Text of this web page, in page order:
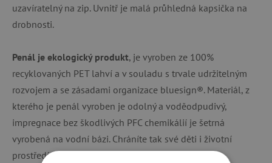
uzavíratelný na zip. Uvnitř je malá průhledná kapsička na
drobnosti.
Penál je ekologický produkt, je vyroben ze 100%
recyklovaných PET lahví a v souladu s trvale udržitelným
rozvojem a se zásadami organizace bluesign®. Materiál, z
kterého je penál vyroben je odolný a voděodpudivý,
impregnace bez škodlivých PFC chemikálií je šetrná
vyrobená na vodní bázi. Chráníte tak své děti i životní
prostředí.